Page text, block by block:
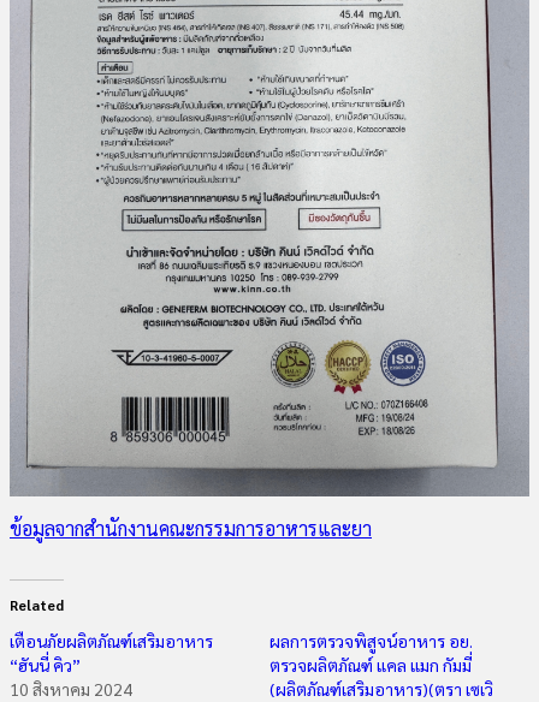
ข้อมูลจากสำนักงานคณะกรรมการอาหารและยา
Related
เตือนภัยผลิตภัณฑ์เสริมอาหาร
“ฮันนี่ คิว”
10 สิงหาคม 2024
ผลการตรวจพิสูจน์อาหาร อย.
ตรวจผลิตภัณฑ์ แคล แมก กัมมี่
(ผลิตภัณฑ์เสริมอาหาร)(ตรา เซเวิ